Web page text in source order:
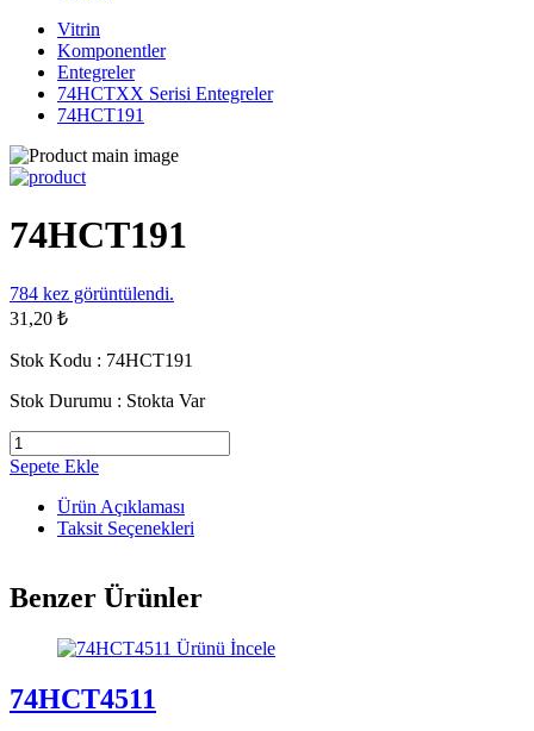
Vitrin
Komponentler
Entegreler
74HCTXX Serisi Entegreler
74HCT191
74HCT191
784 kez görüntülendi.
31,20 ₺
Stok Kodu : 74HCT191
Stok Durumu : Stokta Var
Sepete Ekle
Ürün Açıklaması
Taksit Seçenekleri
Benzer Ürünler
Ürünü İncele
74HCT4511